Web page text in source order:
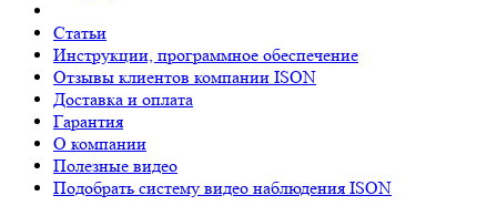
Статьи
Инструкции, программное обеспечение
Отзывы клиентов компании ISON
Доставка и оплата
Гарантия
О компании
Полезные видео
Подобрать систему видео наблюдения ISON